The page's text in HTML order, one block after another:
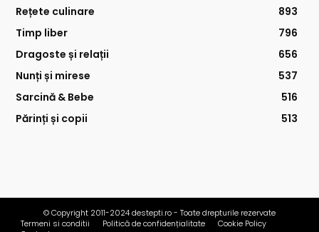
Rețete culinare
893
Timp liber
796
Dragoste și relații
656
Nunți și mirese
537
Sarcină & Bebe
516
Părinți și copii
513
© Copyright 2011-2024 destepti.ro - Toate drepturile rezervate
Termeni si conditii
Politică de confidențialitate
Cookie Policy